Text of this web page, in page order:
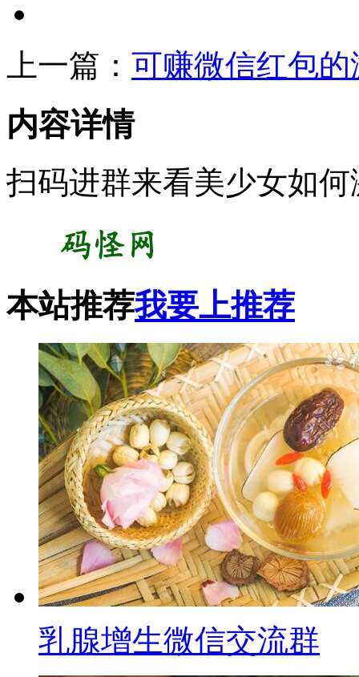
上一篇： 可赚微信红包的
内容详情
扫码进群来看美少女如
本站推荐我要上推荐
乳腺增生微信交流群